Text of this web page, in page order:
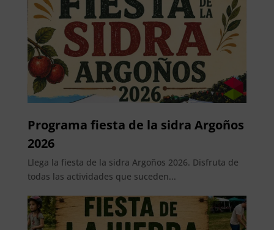
Programa fiesta de la sidra Argoños
2026
Llega la fiesta de la sidra Argoños 2026. Disfruta de
todas las actividades que suceden...